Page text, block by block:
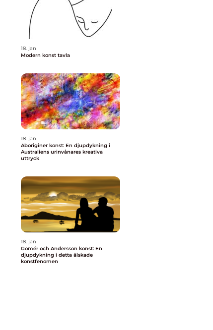
18. jan
Modern konst tavla
18. jan
Aboriginer konst: En djupdykning i
Australiens urinvånares kreativa
uttryck
18. jan
Gomér och Andersson konst: En
djupdykning i detta älskade
konstfenomen